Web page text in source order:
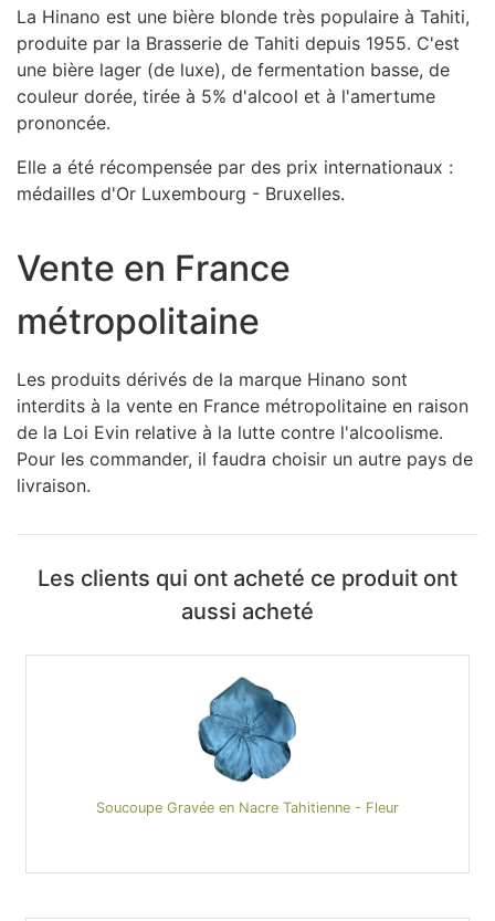
La Hinano est une bière blonde très populaire à Tahiti,
produite par la Brasserie de Tahiti depuis 1955. C'est
une bière lager (de luxe), de fermentation basse, de
couleur dorée, tirée à 5% d'alcool et à l'amertume
prononcée.
Elle a été récompensée par des prix internationaux :
médailles d'Or Luxembourg - Bruxelles.
Vente en France
métropolitaine
Les produits dérivés de la marque Hinano sont
interdits à la vente en France métropolitaine en raison
de la Loi Evin relative à la lutte contre l'alcoolisme.
Pour les commander, il faudra choisir un autre pays de
livraison.
Les clients qui ont acheté ce produit ont
aussi acheté
Soucoupe Gravée en Nacre Tahitienne - Fleur